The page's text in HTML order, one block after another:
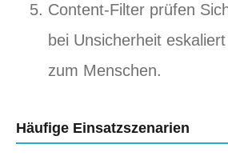
Content-Filter prüfen
bei Unsicherheit
zum Menschen.
Häufige Einsatzszenarien